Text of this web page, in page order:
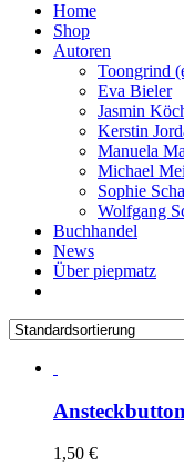
Home
Shop
Autoren
Toongrind
Eva Bieler
Jasmin
Kerstin
Manuela
Michael
Sophie
Wolfgang
Buchhandel
News
Über piepmatz
1,50 €